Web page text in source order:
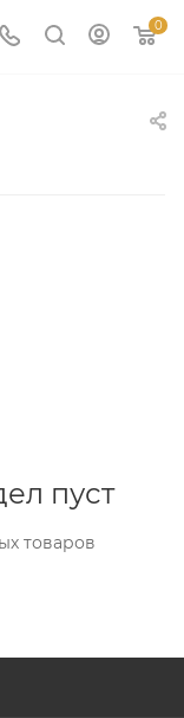
0
пуст
товаров